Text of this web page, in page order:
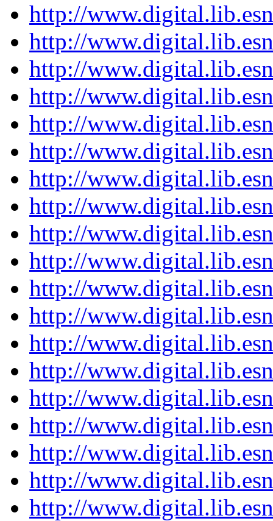
http://
http://
http://
http://
http://
http://
http://
http://
http://
http://
http://
http://
http://
http://
http://
http://
http://
http://
http://